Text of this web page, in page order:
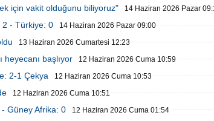
için vakit olduğunu biliyoruz" 14 Haziran 2026 Pazar
2 - Türkiye: 0 14 Haziran 2026 Pazar 09:00
13 Haziran 2026 Cumartesi 12:23
başlıyor 12 Haziran 2026 Cuma 10:59
2-1 Çekya 12 Haziran 2026 Cuma 10:53
12 Haziran 2026 Cuma 10:51
Güney Afrika: 0 12 Haziran 2026 Cuma 01:54